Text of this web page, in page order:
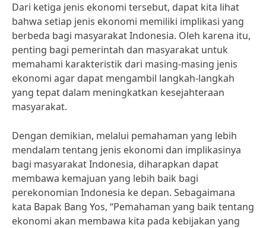
Dari ketiga jenis ekonomi tersebut, dapat kita lihat
bahwa setiap jenis ekonomi memiliki implikasi yang
berbeda bagi masyarakat Indonesia. Oleh karena itu,
penting bagi pemerintah dan masyarakat untuk
memahami karakteristik dari masing-masing jenis
ekonomi agar dapat mengambil langkah-langkah
yang tepat dalam meningkatkan kesejahteraan
masyarakat.
Dengan demikian, melalui pemahaman yang lebih
mendalam tentang jenis ekonomi dan implikasinya
bagi masyarakat Indonesia, diharapkan dapat
membawa kemajuan yang lebih baik bagi
perekonomian Indonesia ke depan. Sebagaimana
kata Bapak Bang Yos, “Pemahaman yang baik tentang
ekonomi akan membawa kita pada kebijakan yang